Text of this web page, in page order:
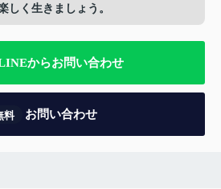
しく生きましょう。
からお問い合わせ
料 お問い合わせ